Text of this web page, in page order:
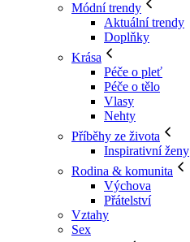
Módní trendy
Aktuální trendy
Doplňky
Krása
Péče o pleť
Péče o tělo
Vlasy
Nehty
Příběhy ze života
Inspirativní ženy
Rodina & komunita
Výchova
Přátelství
Vztahy
Sex